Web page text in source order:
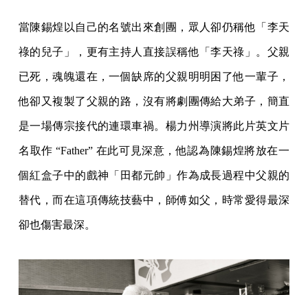
當陳錫煌以自己的名號出來創團，眾人卻仍稱他「李天
祿的兒子」，更有主持人直接誤稱他「李天祿」。父親
已死，魂魄還在，一個缺席的父親明明困了他一輩子，
他卻又複製了父親的路，沒有將劇團傳給大弟子，簡直
是一場傳宗接代的連環車禍。楊力州導演將此片英文片
名取作 “Father” 在此可見深意，他認為陳錫煌將放在一
個紅盒子中的戲神「田都元帥」作為成長過程中父親的
替代，而在這項傳統技藝中，師傅如父，時常愛得最深
卻也傷害最深。